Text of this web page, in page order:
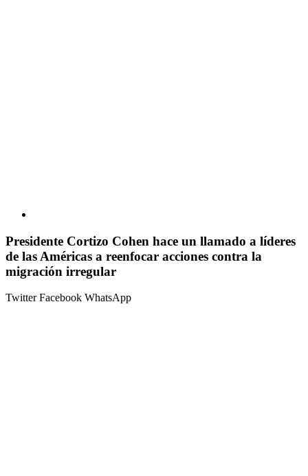
Presidente Cortizo Cohen hace un llamado a líderes
de las Américas a reenfocar acciones contra la
migración irregular
TwitterFacebook WhatsApp